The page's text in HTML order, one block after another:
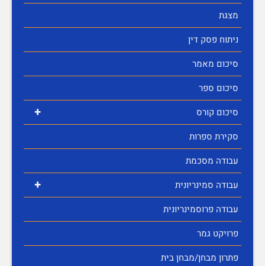
מצגת
ניתוח פסק דין
סיכום מאמר
סיכום ספר
+
סיכום קורס
סקירת ספרות
עבודה מסכמת
+
עבודה סמינריונית
עבודה פרוסמינריונית
פרויקט גמר
פתרון מבחן/מבחן בית